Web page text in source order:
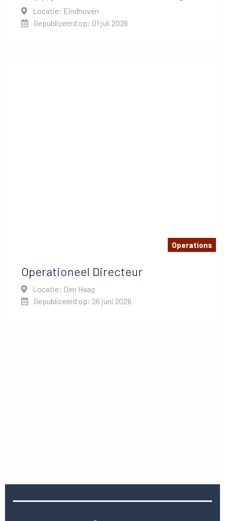
Locatie: Eindhoven
Gepubliceerd op: 01 juli 2026
Operations
Operationeel Directeur
Locatie: Den Haag
Gepubliceerd op: 26 juni 2026